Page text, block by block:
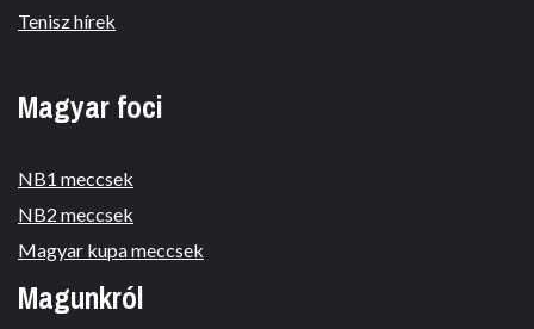
Tenisz hírek
Magyar foci
NB1 meccsek
NB2 meccsek
Magyar kupa meccsek
Magunkról